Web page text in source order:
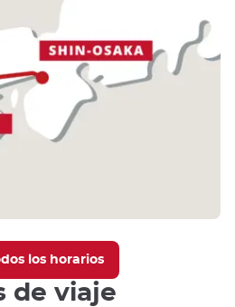
los horarios
de viaje